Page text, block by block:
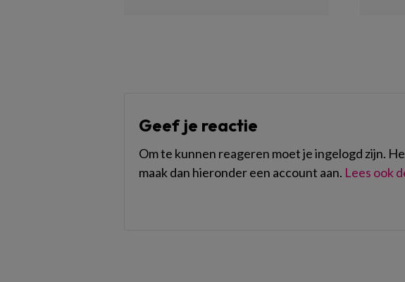
Geef je reactie
Om te kunnen reageren moet je ingelogd zijn.
maak dan hieronder een account aan. Lees ook